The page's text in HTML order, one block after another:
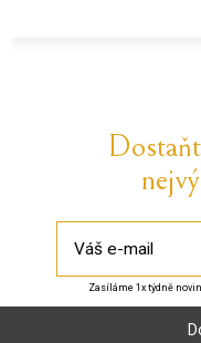
Zasíláme 1x týdně